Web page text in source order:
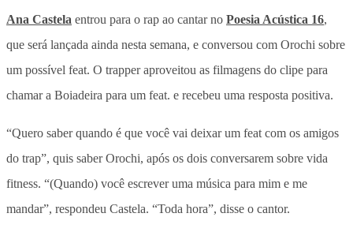
Ana Castela entrou para o rap ao cantar no Poesia Acústica 16,
que será lançada ainda nesta semana, e conversou com Orochi sobre
um possível feat. O trapper aproveitou as filmagens do clipe para
chamar a Boiadeira para um feat. e recebeu uma resposta positiva.
“Quero saber quando é que você vai deixar um feat com os amigos
do trap”, quis saber Orochi, após os dois conversarem sobre vida
fitness. “(Quando) você escrever uma música para mim e me
mandar”, respondeu Castela. “Toda hora”, disse o cantor.